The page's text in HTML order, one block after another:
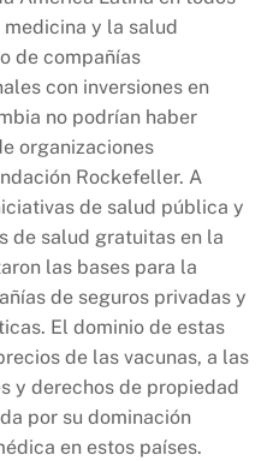
y la salud
de compañías
con inversiones en
no podrían haber
organizaciones
Rockefeller. A
de salud pública y
de salud gratuitas en la
las bases para la
de seguros privadas y
El dominio de estas
de las vacunas, a las
y derechos de propiedad
por su dominación
en estos países.